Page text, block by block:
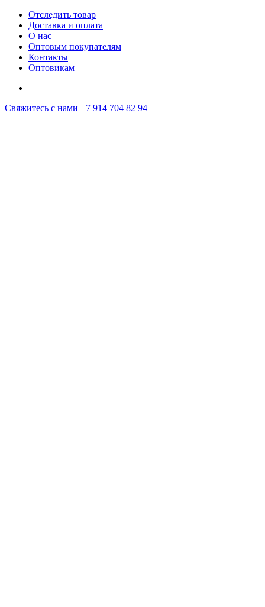
Отследить товар
Доставка и оплата
О нас
Оптовым покупателям
Контакты
Оптовикам
Свяжитесь с нами +7 914 704 82 94